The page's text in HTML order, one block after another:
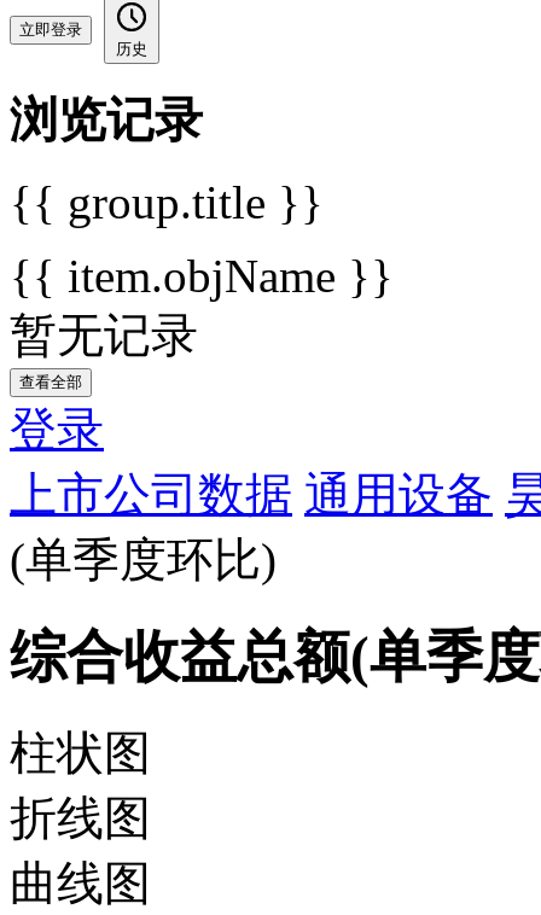
立即登录
历史
浏览记录
{{ group.title }}
{{ item.objName }}
暂无记录
查看全部
登录
上市公司数据 通用设备
(单季度环比)
综合收益总额(单季
柱状图
折线图
曲线图